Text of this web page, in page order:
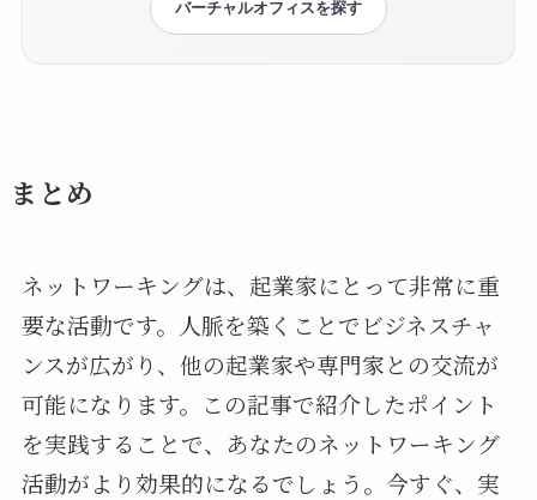
バーチャルオフィスを探す
まとめ
ネットワーキングは、起業家にとって非常に重
要な活動です。人脈を築くことでビジネスチャ
ンスが広がり、他の起業家や専門家との交流が
可能になります。この記事で紹介したポイント
を実践することで、あなたのネットワーキング
活動がより効果的になるでしょう。今すぐ、実